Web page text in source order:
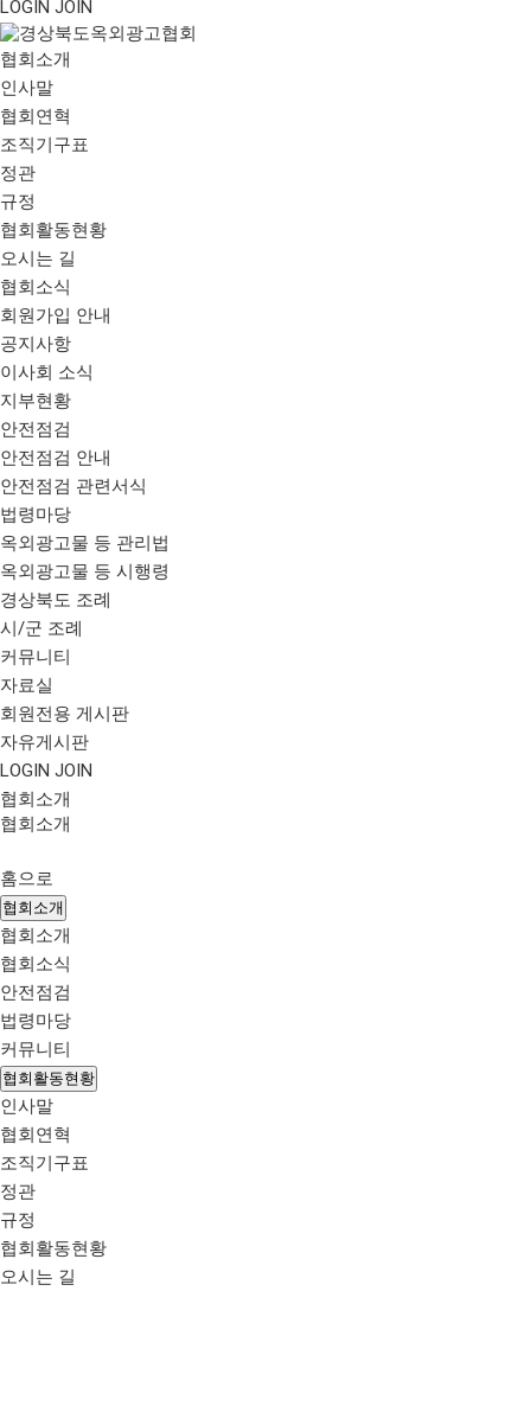
LOGIN JOIN
협회소개
인사말
협회연혁
조직기구표
정관
규정
협회활동현황
오시는 길
협회소식
회원가입 안내
공지사항
이사회 소식
지부현황
안전점검
안전점검 안내
안전점검 관련서식
법령마당
옥외광고물 등 관리법
옥외광고물 등 시행령
경상북도 조례
시/군 조례
커뮤니티
자료실
회원전용 게시판
자유게시판
LOGIN JOIN
협회소개
협회소개
홈으로
협회소개
협회소개
협회소식
안전점검
법령마당
커뮤니티
협회활동현황
인사말
협회연혁
조직기구표
정관
규정
협회활동현황
오시는 길